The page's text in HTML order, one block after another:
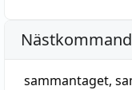
sammantaget,